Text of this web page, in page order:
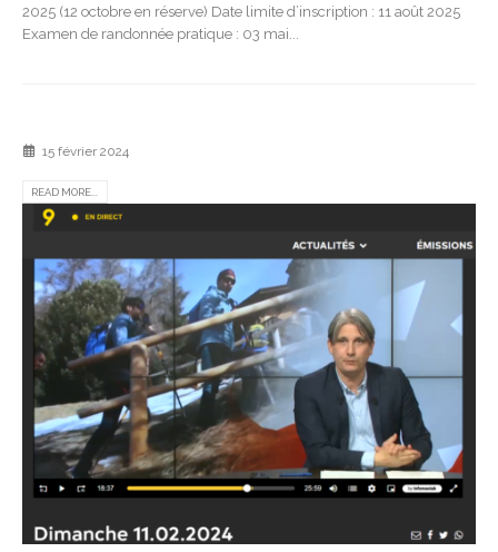
2025 (12 octobre en réserve) Date limite d’inscription : 11 août 2025
Examen de randonnée pratique : 03 mai...
15 février 2024
READ MORE...